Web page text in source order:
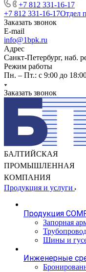
+7 812 331-16-17
+7 812 331-16-17Отдел
Заказать звонок
E-mail
info@1bpk.ru
Адрес
Санкт-Петербург, наб.
Режим работы
Пн. – Пт.: с 9:00 до
Заказать звонок
БАЛТИЙСКАЯ
ПРОМЫШЛЕННАЯ
КОМПАНИЯ
Продукция и услуги
Продукция
Запорная
Шины и
Инженерные